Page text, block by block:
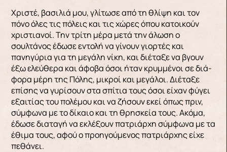
Χριστέ, βασιλιά μου, γλίτωσε από τη θλίψη και τον
πόνο όλες τις πόλεις και τις χώρες όπου κατοικούν
χριστιανοί. Την τρίτη μέρα μετά την άλωση ο
σουλτάνος έδωσε εντολή να γίνουν γιορτές και
πανηγύρια για τη μεγάλη νίκη, και διέταξε να βγουν
έξω ελεύθερα και άφοβα όσοι ήταν κρυμμένοι σε διά­
φορα μέρη της Πόλης, μικροί και μεγάλοι. Διέταξε
επίσης να γυρίσουν στα σπίτια τους όσοι είχαν φύγει
εξαιτίας του πολέμου και να ζήσουν εκεί όπως πριν,
σύμφωνα με το δίκαιο και τη θρησκεία τους. Ακόμα,
έδωσε διαταγή να εκλέξουν πα­τριάρχη σύμφωνα με τα
έθιμα τους, αφού ο προη­γούμενος πατριάρχης είχε
πεθάνει.